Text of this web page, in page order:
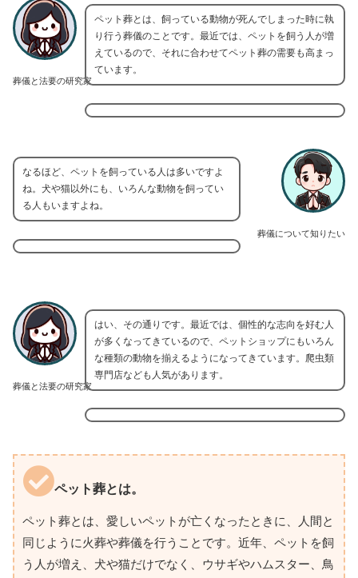
葬儀と法要の研究家
ペット葬とは、飼っている動物が死んでしまった時に執
り行う葬儀のことです。最近では、ペットを飼う人が増
えているので、それに合わせてペット葬の需要も高まっ
ています。
葬儀について知りたい
なるほど、ペットを飼っている人は多いですよ
ね。犬や猫以外にも、いろんな動物を飼ってい
る人もいますよね。
葬儀と法要の研究家
はい、その通りです。最近では、個性的な志向を好む人
が多くなってきているので、ペットショップにもいろん
な種類の動物を揃えるようになってきています。爬虫類
専門店なども人気があります。
ペット葬とは。
ペット葬とは、愛しいペットが亡くなったときに、人間と
同じように火葬や葬儀を行うことです。近年、ペットを飼
う人が増え、犬や猫だけでなく、ウサギやハムスター、鳥